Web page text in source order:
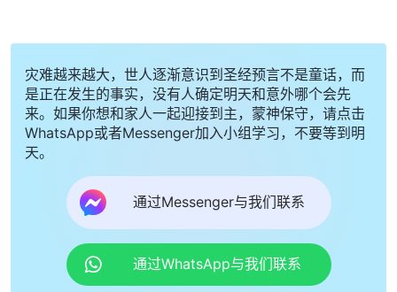
灾难越来越大，世人逐渐意识到圣经预言不是童话，而
是正在发生的事实，没有人确定明天和意外哪个会先
来。如果你想和家人一起迎接到主，蒙神保守，请点击
WhatsApp或者Messenger加入小组学习，不要等到明
天。
通过Messenger与我们联系
通过WhatsApp与我们联系